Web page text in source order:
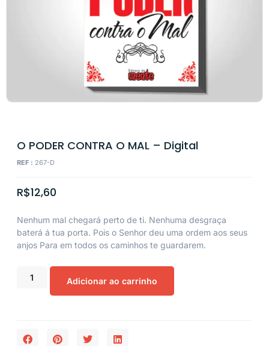
O PODER CONTRA O MAL – Digital
REF : 267-D
R$12,60
Nenhum mal chegará perto de ti. Nenhuma desgraça
baterá á tua porta. Pois o Senhor deu uma ordem aos seus
anjos Para em todos os caminhos te guardarem.
Adicionar ao carrinho